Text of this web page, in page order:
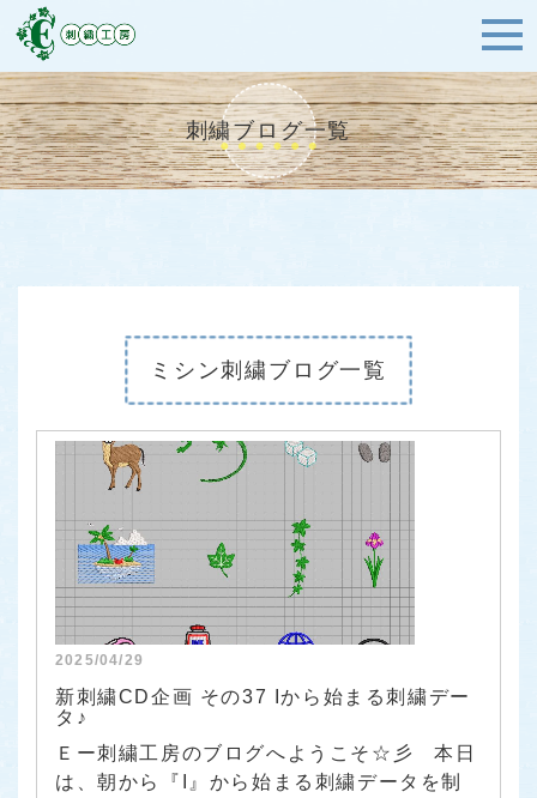
刺繍ブログ一覧
ミシン刺繍ブログ一覧
2025/04/29
新刺繍CD企画 その37 Iから始まる刺繍デー
タ♪
Ｅー刺繍工房のブログへようこそ☆彡 本日
は、朝から『I』から始まる刺繍データを制